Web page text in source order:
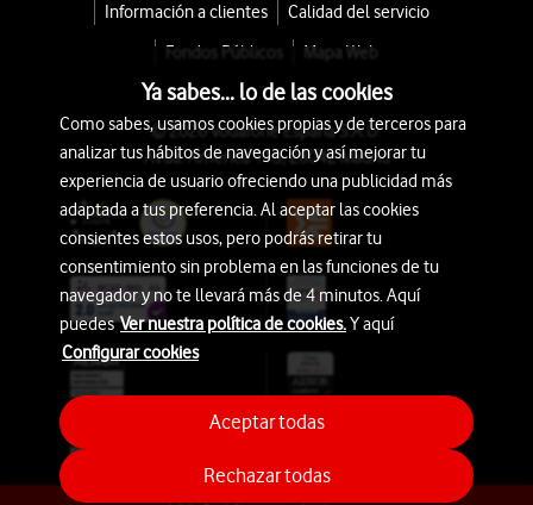
Información a clientes
Calidad del servicio
Fondos Públicos
Mapa Web
© 2026 Vodafone España S.A.U.
Avda. América 115, 28042 Madrid
Ya sabes... lo de las cookies
Como sabes, usamos cookies propias y de terceros para
analizar tus hábitos de navegación y así mejorar tu
experiencia de usuario ofreciendo una publicidad más
adaptada a tus preferencia. Al aceptar las cookies
consientes estos usos, pero podrás retirar tu
consentimiento sin problema en las funciones de tu
navegador y no te llevará más de 4 minutos. Aquí
puedesVer nuestra política de cookies.Y aquí
Configurar cookies
Rechazar todas
Aceptar todas